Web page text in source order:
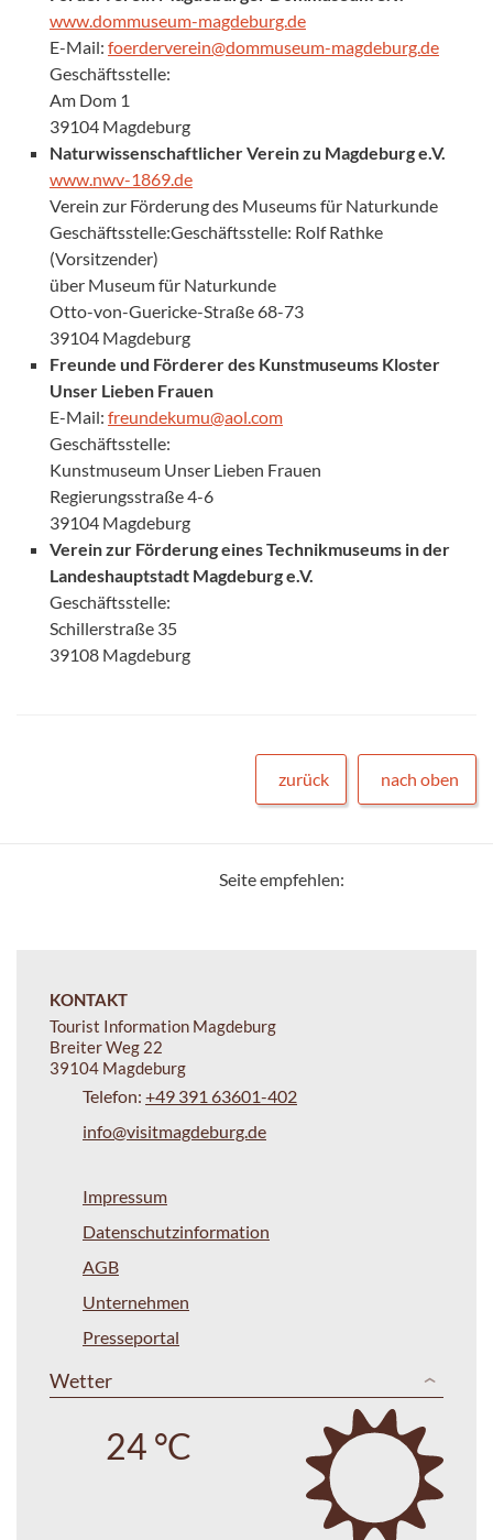
www.dommuseum-magdeburg.de
E-Mail: foerderverein@dommuseum-magdeburg.de
Geschäftsstelle:
Am Dom 1
39104 Magdeburg
Naturwissenschaftlicher Verein zu Magdeburg e.V.
www.nwv-1869.de
Verein zur Förderung des Museums für Naturkunde
Geschäftsstelle:Geschäftsstelle: Rolf Rathke
(Vorsitzender)
über Museum für Naturkunde
Otto-von-Guericke-Straße 68-73
39104 Magdeburg
Freunde und Förderer des Kunstmuseums Kloster
Unser Lieben Frauen
E-Mail: freundekumu@aol.com
Geschäftsstelle:
Kunstmuseum Unser Lieben Frauen
Regierungsstraße 4-6
39104 Magdeburg
Verein zur Förderung eines Technikmuseums in der
Landeshauptstadt Magdeburg e.V.
Geschäftsstelle:
Schillerstraße 35
39108 Magdeburg
zurück nach oben
Seite empfehlen:
KONTAKT
Tourist Information Magdeburg
Breiter Weg 22
39104 Magdeburg
Telefon: +49 391 63601-402
info@visitmagdeburg.de
Impressum
Datenschutzinformation
AGB
Unternehmen
Presseportal
Wetter
24 °C